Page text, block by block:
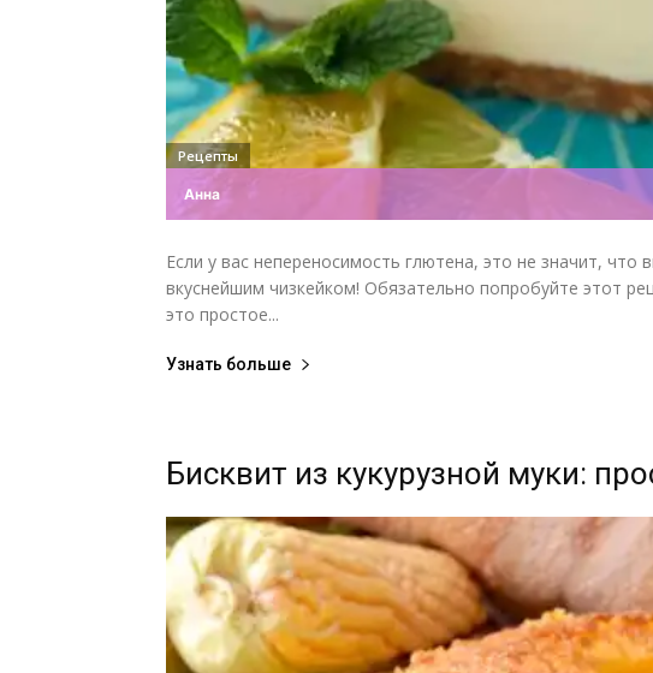
Анна
Рецепты
Если у вас непереносимость глютена, это не значит,
вкуснейшим чизкейком! Обязательно попробуйте этот
это простое...
Узнать больше
Бисквит из кукурузной муки: